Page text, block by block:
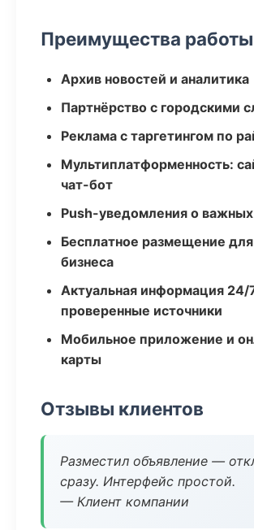
Преимущества
Архив новостей и аналитика
Партнёрство с городскими
Реклама с таргетингом по
Мультиплатформенность:
чат-бот
Push-уведомления о
Бесплатное размещение
бизнеса
Актуальная информация 24/
проверенные источники
Мобильное приложение и
карты
Отзывы клиентов
Разместил объявление —
сразу. Интерфейс простой.
— Клиент компании